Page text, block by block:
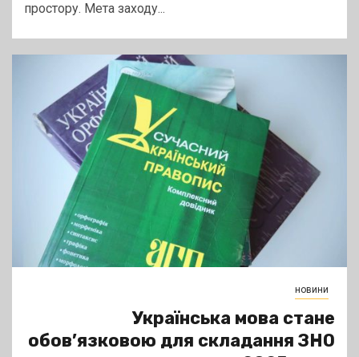
простору. Мета заходу...
новини
Українська мова стане
обов’язковою для складання ЗНО